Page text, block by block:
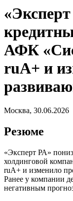
АФК
ruA+ и
Москва, 30.06.2026
Резюме
«Эксперт РА»
холдинговой
ruA+ и изменило
Ранее у компании
негативным